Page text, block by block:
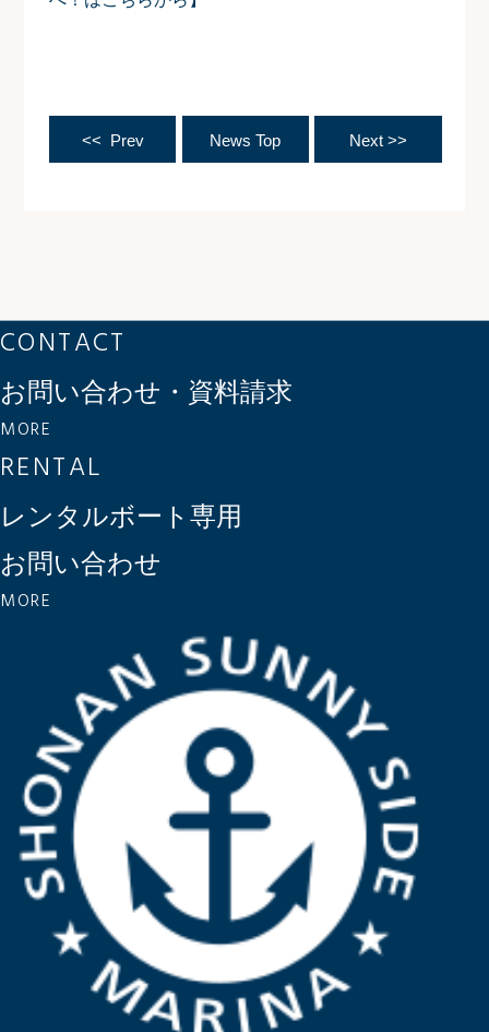
<< Prev News Top Next >>
CONTACT
お問い合わせ・資料請求
MORE
RENTAL
レンタルボート専用
お問い合わせ
MORE